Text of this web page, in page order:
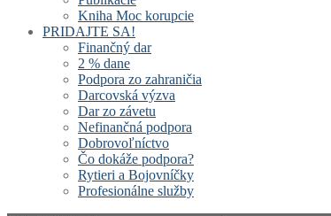
Kniha Moc korupcie
PRIDAJTE SA!
Finančný dar
2 % dane
Podpora zo zahraničia
Darcovská výzva
Dar zo závetu
Nefinančná podpora
Dobrovoľníctvo
Čo dokáže podpora?
Rytieri a Bojovníčky
Profesionálne služby